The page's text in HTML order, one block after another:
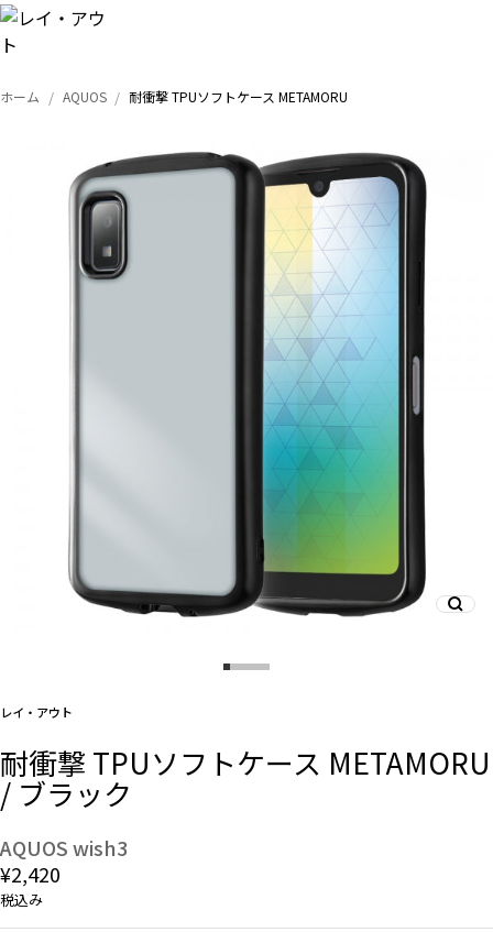
トップ
iPhone
Xperia
And More
デザインから探す
事業内容
会社概要
ホーム AQUOS 耐衝撃 TPUソフトケース METAMORU
レイ・アウト
耐衝撃 TPUソフトケース METAMORU
/ ブラック
AQUOS wish3
¥2,420
税込み